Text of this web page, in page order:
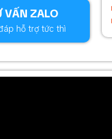
VẤN ZALO
hỗ trợ tức thì